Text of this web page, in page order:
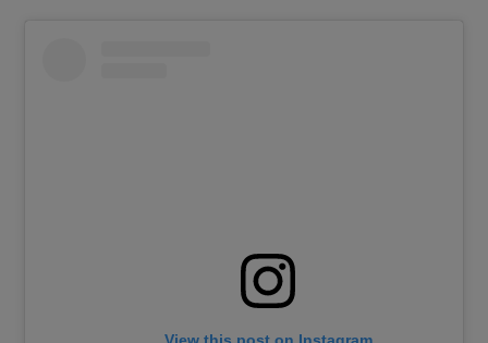
View this post on Instagram